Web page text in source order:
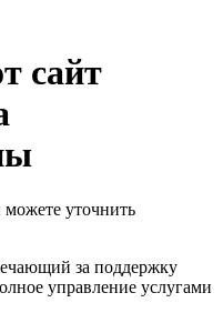
сайт
уточнить
за поддержку
управление услугами